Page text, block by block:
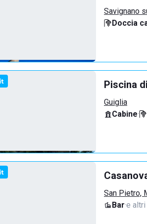
Savignano
Doccia
Piscina
Guiglia
Cabine·
San Pietro,
Bar·e